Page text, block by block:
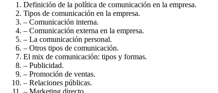
Definición de la política de comunicación en la empresa.
Tipos de comunicación en la empresa.
– Comunicación interna.
– Comunicación externa en la empresa.
– La comunicación personal.
– Otros tipos de comunicación.
El mix de comunicación: tipos y formas.
– Publicidad.
– Promoción de ventas.
– Relaciones públicas.